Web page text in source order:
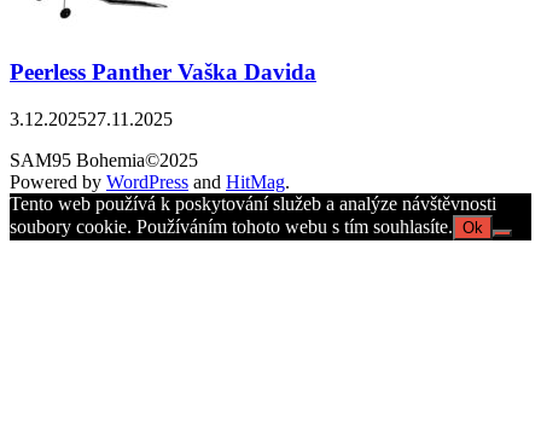
Peerless Panther Vaška Davida
3.12.202527.11.2025
SAM95 Bohemia©2025
Powered by WordPress and HitMag.
Tento web používá k poskytování služeb a analýze návštěvnosti
soubory cookie. Používáním tohoto webu s tím souhlasíte. Ok